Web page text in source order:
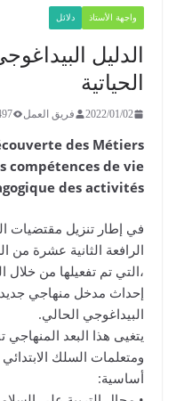
واجهة الأستاذ دلائل
الدليل
الحياتية
2022/01/02 فريق العمل 1497
des Métiers
compétences de vie
des activités.
إحداث مدخل منهاجي
البيداغوجي الحالي.
يتغيى هذا البعد المنهاجي
ومتعلمات السلك
أساسية: